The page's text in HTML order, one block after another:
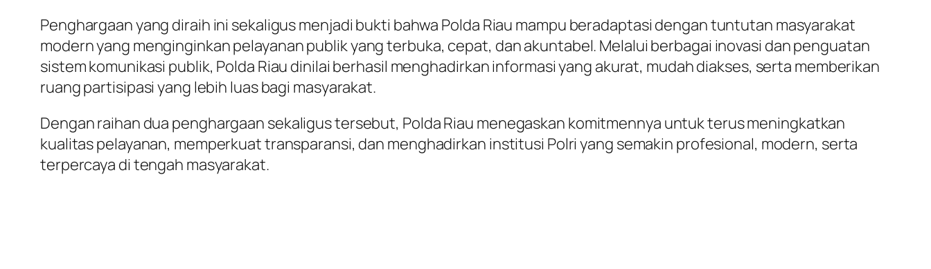
Penghargaan yang diraih ini sekaligus menjadi bukti bahwa Polda Riau mampu beradaptasi dengan tuntutan masyarakat
modern yang menginginkan pelayanan publik yang terbuka, cepat, dan akuntabel. Melalui berbagai inovasi dan penguatan
sistem komunikasi publik, Polda Riau dinilai berhasil menghadirkan informasi yang akurat, mudah diakses, serta memberikan
ruang partisipasi yang lebih luas bagi masyarakat.
Dengan raihan dua penghargaan sekaligus tersebut, Polda Riau menegaskan komitmennya untuk terus meningkatkan
kualitas pelayanan, memperkuat transparansi, dan menghadirkan institusi Polri yang semakin profesional, modern, serta
terpercaya di tengah masyarakat.